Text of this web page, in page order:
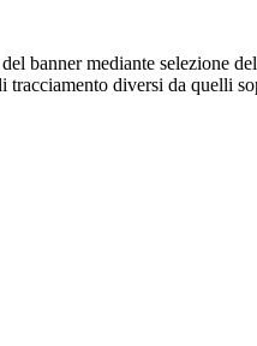
banner mediante selezione
tracciamento diversi da quelli